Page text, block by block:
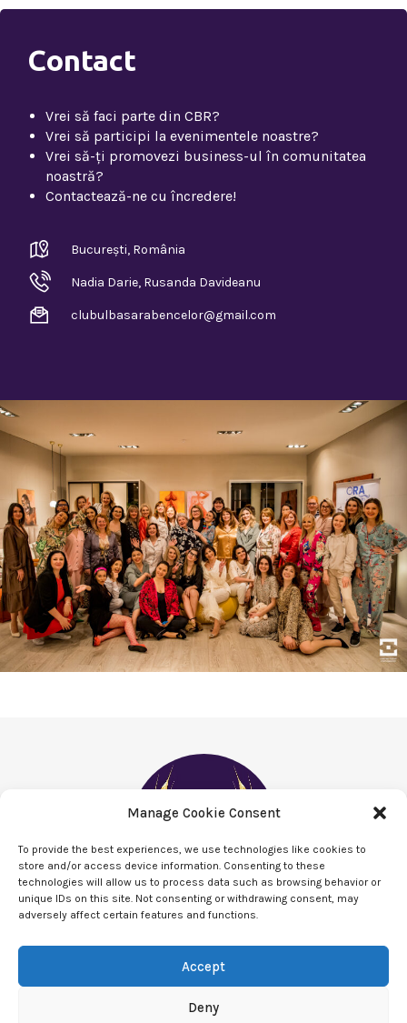
Manage Cookie Consent
To provide the best experiences, we use technologies like cookies to
store and/or access device information. Consenting to these
technologies will allow us to process data such as browsing behavior or
unique IDs on this site. Not consenting or withdrawing consent, may
adversely affect certain features and functions.
Accept
Deny
Contact
Vrei să faci parte din CBR?
Vrei să participi la evenimentele noastre?
Vrei să-ți promovezi business-ul în comunitatea
noastră?
Contactează-ne cu încredere!
București, România
Nadia Darie, Rusanda Davideanu
clubulbasarabencelor@gmail.com